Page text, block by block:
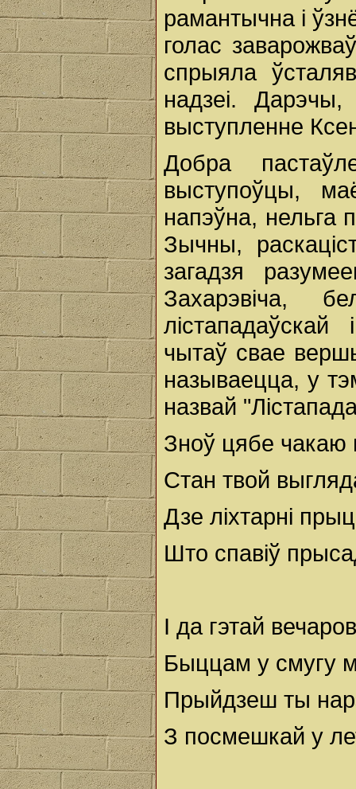
рамантычна і
голас
спрыяла
надзеі.
выступленне
Добра
выступоўцы,
напэўна, нельга
Зычны,
загадзя
Захарэвіча,
чытаў свае
называецца, у
назвай
Зноў цябе чакаю
Стан твой
Дзе ліхтарні
Што спавіў
І да гэтай
Быццам у смугу
Прыйдзеш ты
З посмешкай у